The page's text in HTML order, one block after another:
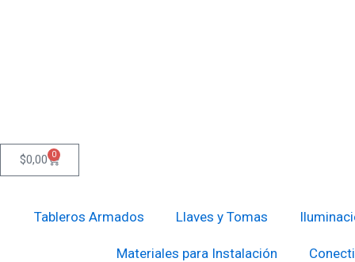
$0,00 0
Cart
Tableros Armados Llaves y Tomas
Materiales para Instalación